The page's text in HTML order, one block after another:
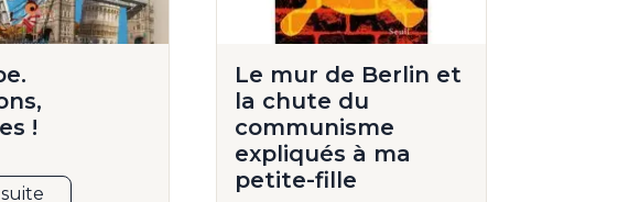
!
Le mur de Berlin et
la chute du
communisme
expliqués à ma
petite-fille